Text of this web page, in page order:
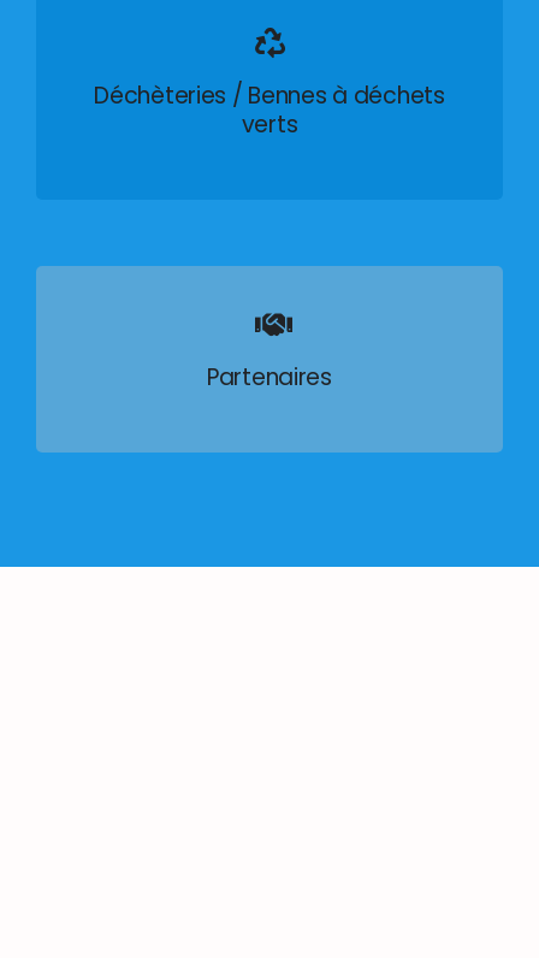
Déchèteries / Bennes à déchets
verts
Partenaires